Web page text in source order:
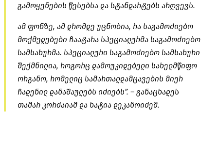
გამოყენების წესებსა და სტანდარტებს არღვევს.
ამ ფონზე, ამ დრომდე უცნობია, რა საგამოძიებო
მოქმედებები ჩაატარა სპეციალურმა საგამოძიებო
სამსახურმა. სპეციალური საგამოძიებო სამსახური
შექმნილია, როგორც დამოუკიდებელი სახელმწიფო
ორგანო, რომელიც სამართალდამცავების მიერ
ჩადენილ დანაშაულებს იძიებს”. – განაცხადეს
თამარ კორძაიამ და ხატია დეკანოიძემ.